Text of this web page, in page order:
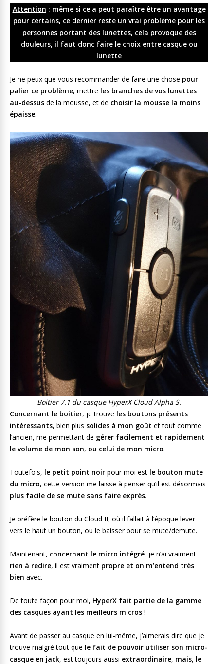
Attention : même si cela peut paraître être un avantage
pour certains, ce dernier reste un vrai problème pour les
personnes portant des lunettes, cela provoque des
douleurs, il faut donc faire le choix entre casque ou
lunette
Je ne peux que vous recommander de faire une chose pour
palier ce problème, mettre les branches de vos lunettes
au-dessus de la mousse, et de choisir la mousse la moins
épaisse.
Boitier 7.1 du casque HyperX Cloud Alpha S.
Concernant le boitier, je trouve les boutons présents
intéressants, bien plus solides à mon goût et tout comme
l’ancien, me permettant de gérer facilement et rapidement
le volume de mon son, ou celui de mon micro.
Toutefois, le petit point noir pour moi est le bouton mute
du micro, cette version me laisse à penser qu’il est désormais
plus facile de se mute sans faire exprès.
Je préfère le bouton du Cloud II, où il fallait à l’époque lever
vers le haut un bouton, ou le baisser pour se mute/demute.
Maintenant, concernant le micro intégré, je n’ai vraiment
rien à redire, il est vraiment propre et on m’entend très
bien avec.
De toute façon pour moi, HyperX fait partie de la gamme
des casques ayant les meilleurs micros !
Avant de passer au casque en lui-même, j’aimerais dire que je
trouve malgré tout que le fait de pouvoir utiliser son micro-
casque en jack, est toujours aussi extraordinaire, mais, le